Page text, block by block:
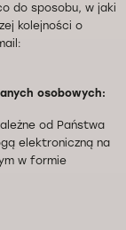
do sposobu, w jaki
kolejności o
osobowych:
od Państwa
elektroniczną na
w formie